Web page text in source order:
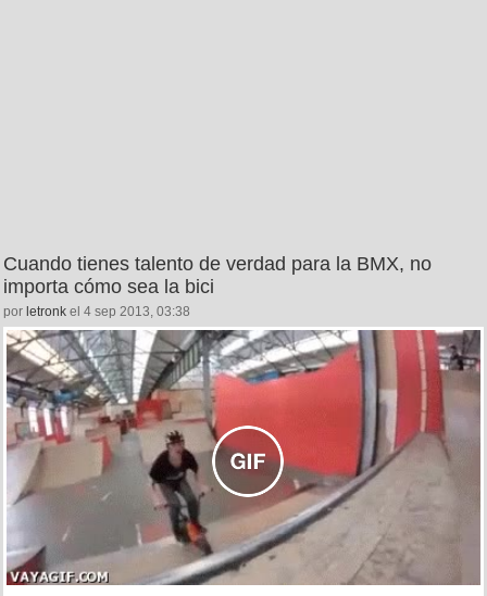
Cuando tienes talento de verdad para la BMX, no
importa cómo sea la bici
por letronk el 4 sep 2013, 03:38